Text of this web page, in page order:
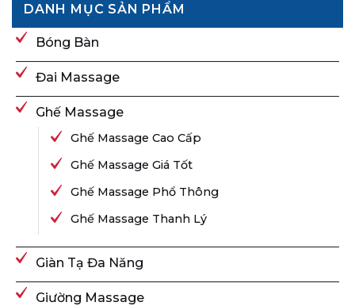
DANH MỤC SẢN PHẨM
Bóng Bàn
Đai Massage
Ghế Massage
Ghế Massage Cao Cấp
Ghế Massage Giá Tốt
Ghế Massage Phổ Thông
Ghế Massage Thanh Lý
Giàn Tạ Đa Năng
Giường Massage